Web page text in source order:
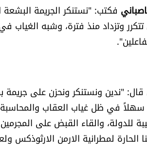
فكتب: "نستنكر الجريمة البشعة
تتكرر وتزداد منذ فترة، وشبه
قال: "ندين ونستنكر ونحزن على جريمة
سهلاً في ظل غياب العقاب
للدولة، والقاء القبض على
الحارة لمطرانية الارمن الارثوذكس